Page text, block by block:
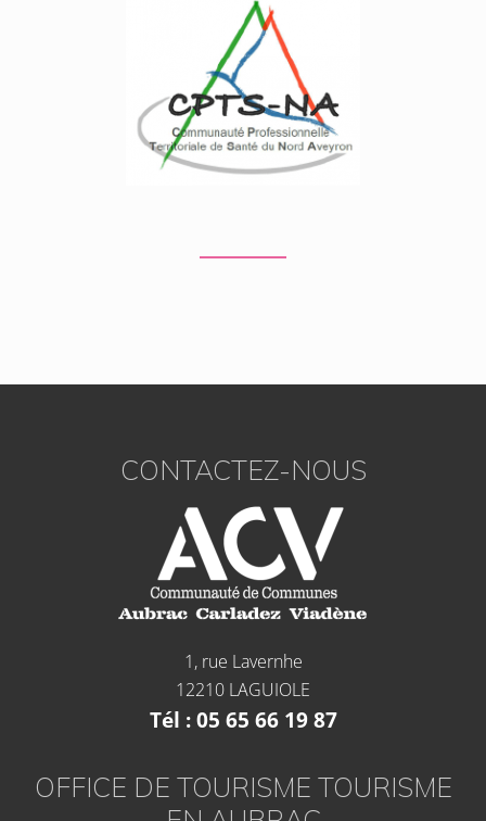
CONTACTEZ-NOUS
1, rue Lavernhe
12210 LAGUIOLE
Tél : 05 65 66 19 87
OFFICE DE TOURISME TOURISME